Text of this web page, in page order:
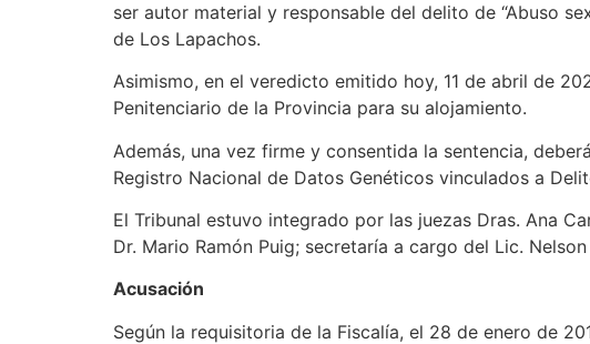
ser autor material y responsable del delito de “Abuso
de Los
Asimismo, en el veredicto emitido hoy, 11 de abril de
Penitenciario de la Provincia para su
Además, una vez firme y consentida la sentencia,
Registro Nacional de Datos Genéticos
El Tribunal estuvo integrado por las juezas Dras. Ana
Dr. Mario Ramón Puig; secretaría
Según la requisitoria de la Fiscalía, el 28 de enero de